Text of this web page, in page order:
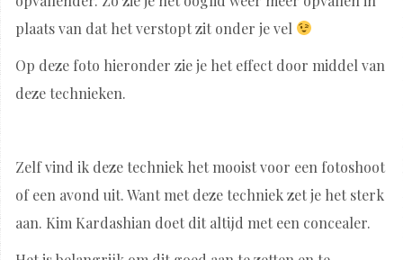
plaats van dat het verstopt zit onder je vel
Op deze foto hieronder zie je het effect door middel van
deze technieken.
Zelf vind ik deze techniek het mooist voor een fotoshoot
of een avond uit. Want met deze techniek zet je het sterk
aan. Kim Kardashian doet dit altijd met een concealer.